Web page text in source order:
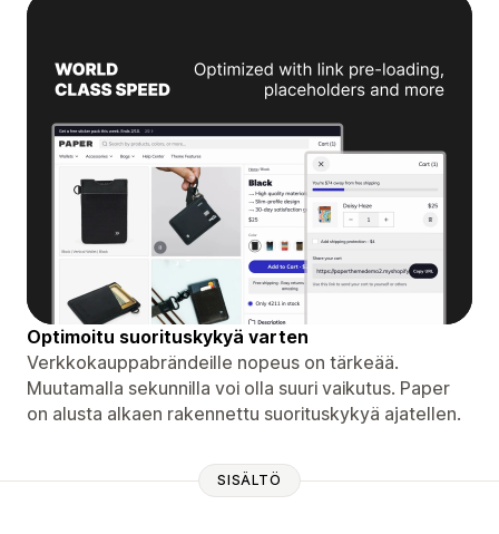
Optimoitu suorituskykyä varten
Verkkokauppabrändeille nopeus on tärkeää.
Muutamalla sekunnilla voi olla suuri vaikutus. Paper
on alusta alkaen rakennettu suorituskykyä ajatellen.
SISÄLTÖ